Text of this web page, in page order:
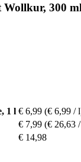
Wollkur, 300 ml
1 l € 6,99 (€ 6,99 /
€ 7,99 (€ 26,63
€ 14,98